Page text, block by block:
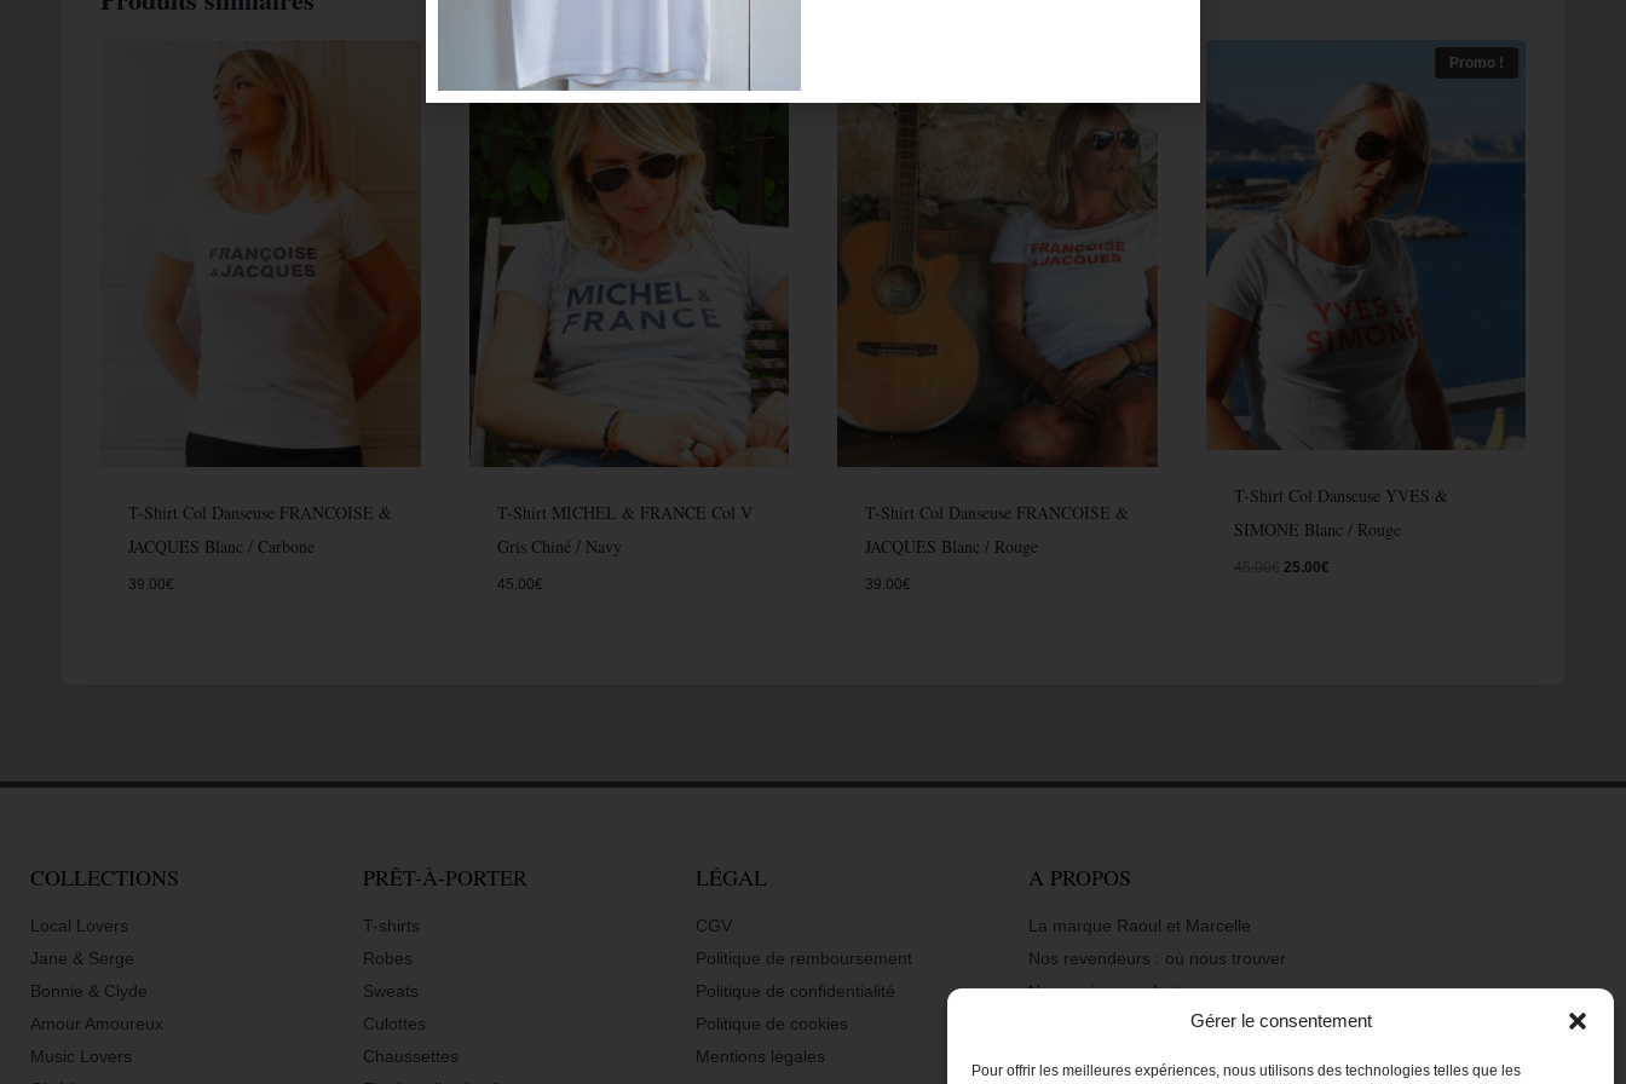
Gérer le consentement
Pour offrir les meilleures expériences, nous utilisons des technologies telles que les
T-Shirt Col Danseuse FRANCOISE &
JACQUES Blanc / Carbone
39.00€
T-Shirt MICHEL & FRANCE Col V
Gris Chiné / Navy
45.00€
T-Shirt Col Danseuse FRANCOISE &
JACQUES Blanc / Rouge
39.00€
Promo !
T-Shirt Col Danseuse YVES &
SIMONE Blanc / Rouge
25.00€
COLLECTIONS
Local Lovers
Jane & Serge
Bonnie & Clyde
Amour Amoureux
Music Lovers
PRÊT-À-PORTER
T-shirts
Robes
Sweats
Culottes
Chaussettes
LÉGAL
CGV
Politique de remboursement
Politique de confidentialité
Politique de cookies
Mentions légales
A PROPOS
La marque Raoul et Marcelle
Nos revendeurs : où nous trouver
Nous suivre sur Instagram
Nous suivre sur Facebook